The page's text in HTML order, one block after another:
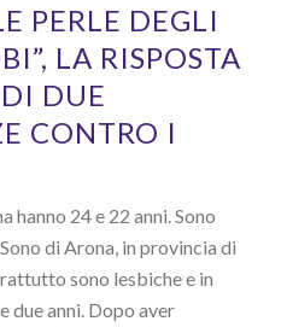
PERLE DEGLI
LA RISPOSTA
DUE
CONTRO I
hanno 24 e 22 anni. Sono
di Arona, in provincia di
sono lesbiche e in
due anni. Dopo aver